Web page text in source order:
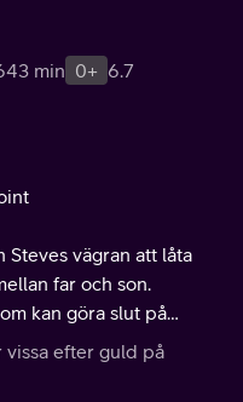
43 min 0+ 6.7
Steves vägran att låta
far och son.
kan göra slut på
vissa efter guld på